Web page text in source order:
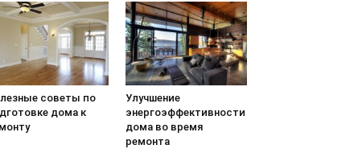
советы по
дома к
Улучшение
энергоэффективности
дома во время
ремонта